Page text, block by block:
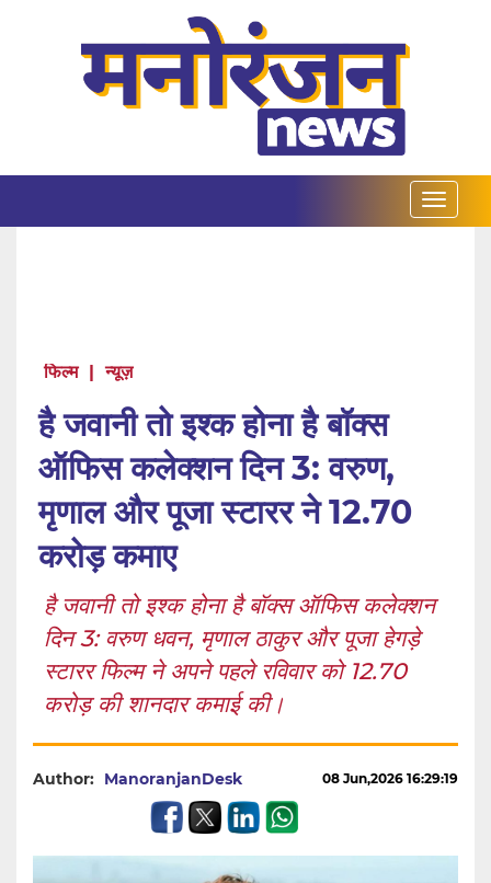
फिल्म | न्यूज़
है जवानी तो इश्क होना है बॉक्स
ऑफिस कलेक्शन दिन 3: वरुण,
मृणाल और पूजा स्टारर ने 12.70
करोड़ कमाए
है जवानी तो इश्क होना है बॉक्स ऑफिस कलेक्शन
दिन 3: वरुण धवन, मृणाल ठाकुर और पूजा हेगड़े
स्टारर फिल्म ने अपने पहले रविवार को 12.70
करोड़ की शानदार कमाई की।
Author: ManoranjanDesk 08 Jun,2026 16:29:19